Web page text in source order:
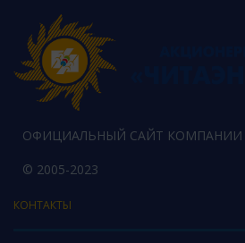
ОФИЦИАЛЬНЫЙ САЙТ КОМПАНИИ
© 2005-2023
КОНТАКТЫ